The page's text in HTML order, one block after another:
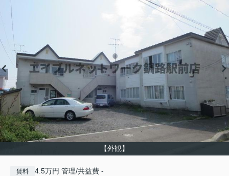
【外観】
賃料 4.5万円 管理/共益費 -